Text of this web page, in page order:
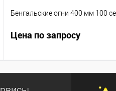
Бенгальские огни 400 мм 100
Цена по запросу